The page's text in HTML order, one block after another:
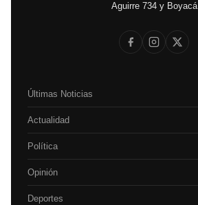
Aguirre 734 y Boyacá
Últimas Noticias
Actualidad
Política
Opinión
Deportes